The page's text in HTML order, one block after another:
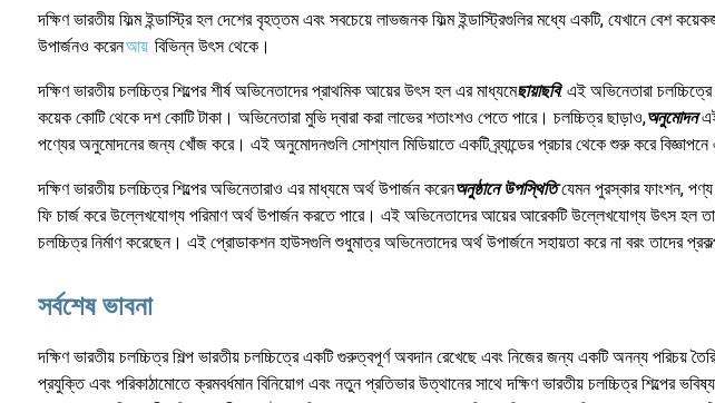
দক্ষিণ ভারতীয় ফিল্ম ইন্ডাস্ট্রি হল দেশের বৃহত্তম এবং সবচেয়ে লাভজনক ফিল্ম ইন্ডাস্ট্রিগুলির মধ্যে একটি, যেখানে
উপার্জনও করেনআয় বিভিন্ন উৎস থেকে।
দক্ষিণ ভারতীয় চলচ্চিত্র শিল্পের শীর্ষ অভিনেতাদের প্রাথমিক আয়ের উৎস হল এর মাধ্যমেছায়াছবি. এই অভিনেতারা
কয়েক কোটি থেকে দশ কোটি টাকা। অভিনেতারা মুভি দ্বারা করা লাভের শতাংশও পেতে পারে। চলচ্চিত্র ছাড়াও,অনুমোদনএই
পণ্যের অনুমোদনের জন্য খোঁজ করে। এই অনুমোদনগুলি সোশ্যাল মিডিয়াতে একটি ব্র্যান্ডের প্রচার থেকে শুরু করে
দক্ষিণ ভারতীয় চলচ্চিত্র শিল্পের অভিনেতারাও এর মাধ্যমে অর্থ উপার্জন করেনঅনুষ্ঠানে উপস্থিতিযেমন পুরস্কার ফাংশন, পণ্য
ফি চার্জ করে উল্লেখযোগ্য পরিমাণ অর্থ উপার্জন করতে পারে। এই অভিনেতাদের আয়ের আরেকটি উল্লেখযোগ্য উৎস হল
চলচ্চিত্র নির্মাণ করেছেন। এই প্রোডাকশন হাউসগুলি শুধুমাত্র অভিনেতাদের অর্থ উপার্জনে সহায়তা করে না বরং তাদের
সর্বশেষ ভাবনা
দক্ষিণ ভারতীয় চলচ্চিত্র শিল্প ভারতীয় চলচ্চিত্রে একটি গুরুত্বপূর্ণ অবদান রেখেছে এবং নিজের জন্য একটি অনন্য পরিচয়
প্রযুক্তি এবং পরিকাঠামোতে ক্রমবর্ধমান বিনিয়োগ এবং নতুন প্রতিভার উত্থানের সাথে দক্ষিণ ভারতীয় চলচ্চিত্র শিল্পের